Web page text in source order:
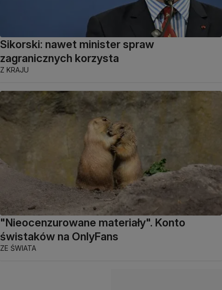
Sikorski: nawet minister spraw
zagranicznych korzysta
Z KRAJU
"Nieocenzurowane materiały". Konto
świstaków na OnlyFans
ZE ŚWIATA